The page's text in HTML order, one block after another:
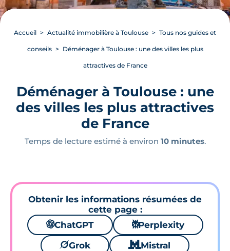
Accueil Actualité immobilière à Toulouse Tous nos guides et
conseils Déménager à Toulouse : une des villes les plus
attractives de France
Déménager à Toulouse : une
des villes les plus attractives
de France
Temps de lecture estimé à environ 10 minutes.
Obtenir les informations résumées de
cette page :
🌌ChatGPT ⚙Perplexity
🪐Grok 🐱 Mistral